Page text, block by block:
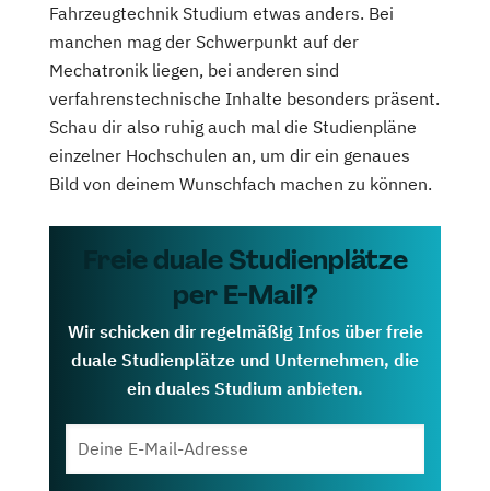
Fahrzeugtechnik Studium etwas anders. Bei
manchen mag der Schwerpunkt auf der
Mechatronik liegen, bei anderen sind
verfahrenstechnische Inhalte besonders präsent.
Schau dir also ruhig auch mal die Studienpläne
einzelner Hochschulen an, um dir ein genaues
Bild von deinem Wunschfach machen zu können.
Freie duale Studienplätze
per E-Mail?
Wir schicken dir regelmäßig Infos über freie
duale Studienplätze und Unternehmen, die
ein duales Studium anbieten.